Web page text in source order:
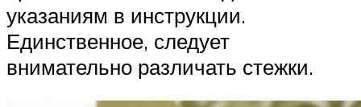
указаниям в инструкции.
Единственное, следует
внимательно различать стежки.